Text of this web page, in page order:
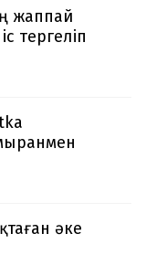
жаппай
тергеліп
әке